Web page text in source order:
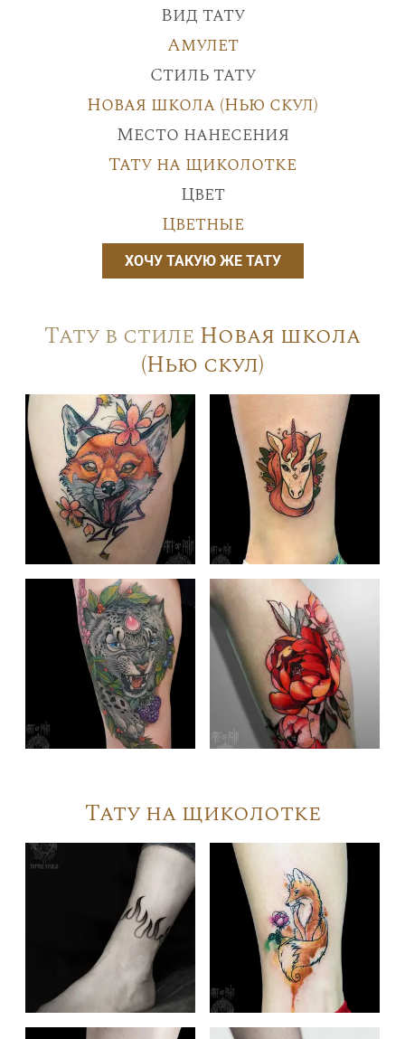
Вид тату
Амулет
Стиль тату
Новая школа (Нью скул)
Место нанесения
Тату на щиколотке
Цвет
Цветные
ХОЧУ ТАКУЮ ЖЕ ТАТУ
Тату в стиле Новая школа
(Нью скул)
Тату на щиколотке